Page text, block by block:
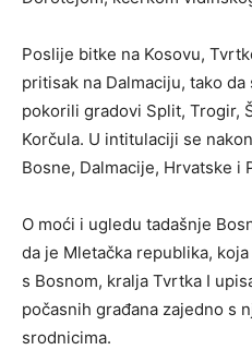
Poslije bitke na Kosovu,
pritisak na Dalmaciju, tako
pokorili gradovi Split, Trogir,
Korčula. U intitulaciji se
Bosne, Dalmacije, Hrvatske i
O moći i ugledu tadašnje
da je Mletačka republika,
s Bosnom, kralja Tvrtka I
počasnih građana zajedno s
srodnicima.